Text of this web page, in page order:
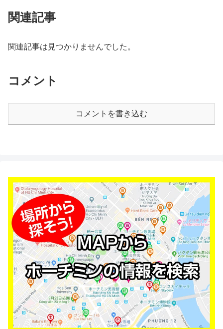
関連記事
関連記事は見つかりませんでした。
コメント
コメントを書き込む